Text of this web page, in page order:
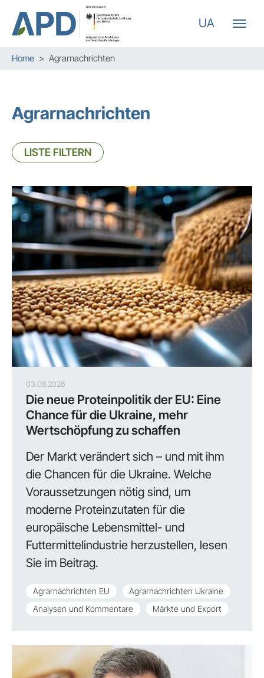
Zum Hauptinhalt springen
Skip to page footer
UA
Sie sind hier:
Home Agrarnachrichten
Agrarnachrichten
LISTE FILTERN
03.08.2026
Die neue Proteinpolitik der EU: Eine
Chance für die Ukraine, mehr
Wertschöpfung zu schaffen
Der Markt verändert sich – und mit ihm
die Chancen für die Ukraine. Welche
Voraussetzungen nötig sind, um
moderne Proteinzutaten für die
europäische Lebensmittel- und
Futtermittelindustrie herzustellen, lesen
Sie im Beitrag.
Agrarnachrichten EU
Agrarnachrichten Ukraine
Analysen und Kommentare
Märkte und Export